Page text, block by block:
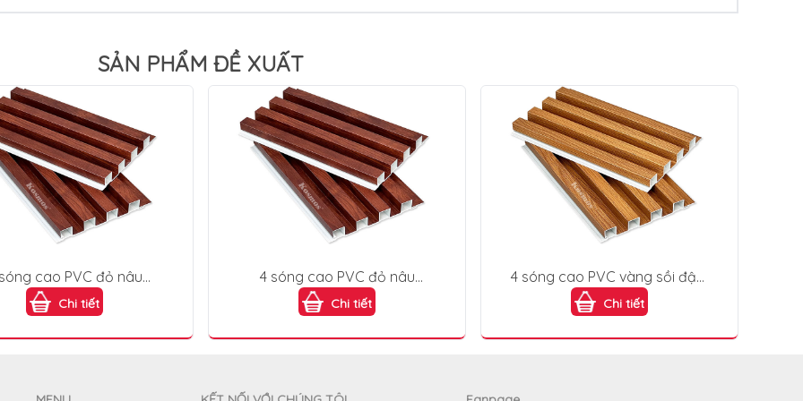
SẢN PHẨM ĐỀ XUẤT
cao PVC đỏ nâu
4S200X25-008
Chi tiết
4 sóng cao PVC đỏ nâu
(Mahogany) 4S200X25-008
Chi tiết
4 sóng cao PVC vàng sồi đậm
(Honey Oak) 4S200X25-003
Chi tiết